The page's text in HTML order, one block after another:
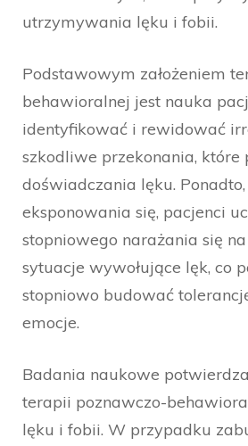
utrzymywania lęku i fobii.
Podstawowym założeniem
behawioralnej jest nauka
identyfikować i rewidować
szkodliwe przekonania, które
doświadczania lęku.
eksponowania się, pacjenci
stopniowego narażania się
sytuacje wywołujące lęk, co
stopniowo budować
emocje.
Badania naukowe
terapii poznawczo-
lęku i fobii. W przypadku